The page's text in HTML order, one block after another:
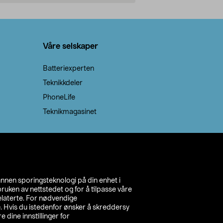
sporingsteknologi på din enhet i
av nettstedet og for å tilpasse våre
For nødvendige
Hvis du istedenfor ønsker å skreddersy
dine innstillinger for
Våre selskaper
Batteriexperten
Teknikkdeler
PhoneLife
Teknikmagasinet